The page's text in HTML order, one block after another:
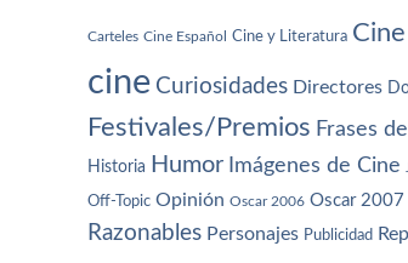
Carteles Cine Español Cine y Literatura
cine Curiosidades Directores
Festivales/Premios Frases
Historia Humor Imágenes de Cine
Off-Topic Opinión Oscar 2006 Oscar 2007
Razonables Personajes Publicidad